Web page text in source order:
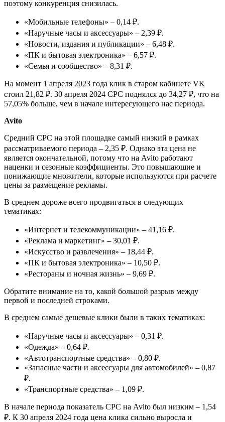
поэтому конкуренция снизилась.
«Мобильные телефоны» – 0,14 ₽.
«Наручные часы и аксессуары» – 2,39 ₽.
«Новости, издания и публикации» – 6,48 ₽.
«ПК и бытовая электроника» – 6,57 ₽.
«Семья и сообщество» – 8,31 ₽.
На момент 1 апреля 2023 года клик в старом кабинете VK
стоил 21,82 ₽. 30 апреля 2024 CPC поднялся до 34,27 ₽, что на
57,05% больше, чем в начале интересующего нас периода.
Avito
Средний CPC на этой площадке самый низкий в рамках
рассматриваемого периода – 2,35 ₽. Однако эта цена не
является окончательной, потому что на Avito работают
наценки и сезонные коэффициенты. Это повышающие и
понижающие множители, которые используются при расчете
цены за размещение рекламы.
В среднем дороже всего продвигаться в следующих
тематиках:
«Интернет и телекоммуникации» – 41,16 ₽.
«Реклама и маркетинг» – 30,01 ₽.
«Искусство и развлечения» – 18,44 ₽.
«ПК и бытовая электроника» – 10,50 ₽.
«Рестораны и ночная жизнь» – 9,69 ₽.
Обратите внимание на то, какой большой разрыв между
первой и последней строками.
В среднем самые дешевые клики были в таких тематиках:
«Наручные часы и аксессуары» – 0,31 ₽.
«Одежда» – 0,64 ₽.
«Автотранспортные средства» – 0,80 ₽.
«Запасные части и аксессуары для автомобилей» – 0,87
₽.
«Транспортные средства» – 1,09 ₽.
В начале периода показатель CPC на Avito был низким – 1,54
₽. К 30 апреля 2024 года цена клика сильно выросла и